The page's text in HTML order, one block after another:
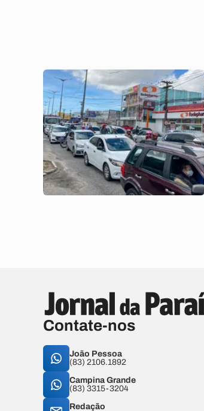
Contate-nos
João Pessoa
(83) 2106.1892
Campina Grande
(83) 3315-3204
Redação